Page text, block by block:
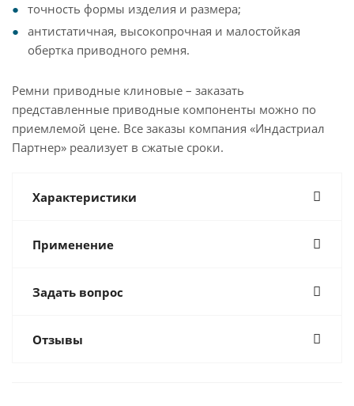
точность формы изделия и размера;
антистатичная, высокопрочная и малостойкая
обертка приводного ремня.
Ремни приводные клиновые – заказать
представленные приводные компоненты можно по
приемлемой цене. Все заказы компания «Индастриал
Партнер» реализует в сжатые сроки.
Характеристики
Применение
Задать вопрос
Отзывы